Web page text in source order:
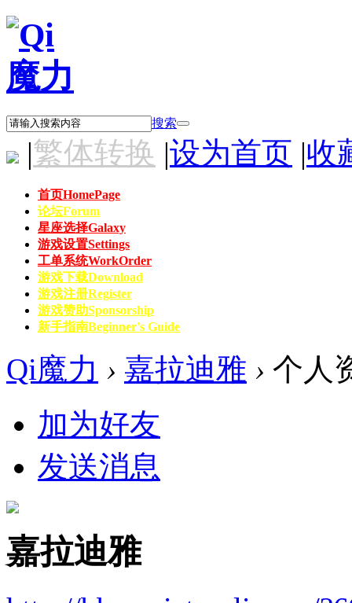
搜索
|繁体转换 |设为首页 |收
首页HomePage
论坛Forum
星座选择Galaxy
游戏设置Settings
工单系统WorkOrder
游戏下载Download
游戏注册Register
游戏赞助Sponsorship
新手指南Beginner's Guide
Qi魔力 › 嘉拉迪雅 › 个人
加为好友
发送消息
嘉拉迪雅